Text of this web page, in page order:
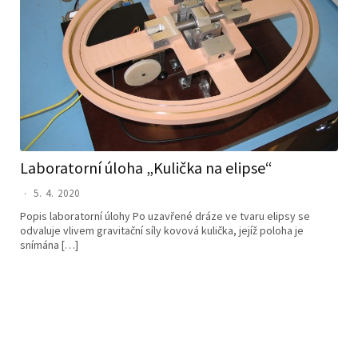
Laboratorní úloha „Kulička na elipse“
5. 4. 2020
Popis laboratorní úlohy Po uzavřené dráze ve tvaru elipsy se
odvaluje vlivem gravitační síly kovová kulička, jejíž poloha je
snímána […]